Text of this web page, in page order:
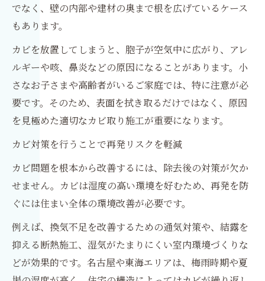
でなく、壁の内部や建材の奥まで根を広げているケース
もあります。
カビを放置してしまうと、胞子が空気中に広がり、アレ
ルギーや咳、鼻炎などの原因になることがあります。小
さなお子さまや高齢者がいるご家庭では、特に注意が必
要です。そのため、表面を拭き取るだけではなく、原因
を見極めた適切なカビ取り施工が重要になります。
カビ対策を行うことで再発リスクを軽減
カビ問題を根本から改善するには、除去後の対策が欠か
せません。カビは湿度の高い環境を好むため、再発を防
ぐには住まい全体の環境改善が必要です。
例えば、換気不足を改善するための通気対策や、結露を
抑える断熱施工、湿気がたまりにくい室内環境づくりな
どが効果的です。名古屋や東海エリアは、梅雨時期や夏